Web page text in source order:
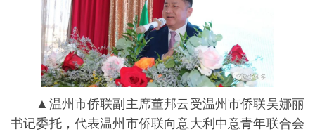
▲温州市侨联副主席董邦云受温州市侨联吴娜丽
书记委托，代表温州市侨联向意大利中意青年联合会